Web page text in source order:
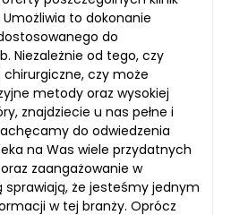
to dokonanie
do
Niezależnie od tego, czy
czy może
metody oraz wysokiej
znajdziecie u nas pełne i
do odwiedzenia
na Was wiele przydatnych
zaangażowanie w
że jesteśmy jednym
w tej branży. Oprócz